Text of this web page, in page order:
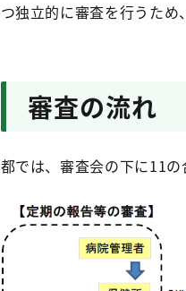
つ独立的に審査を行うた
審査の流れ
都では、審査会の下に11